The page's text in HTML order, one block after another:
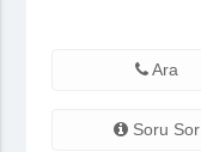
Ara
Soru Sor